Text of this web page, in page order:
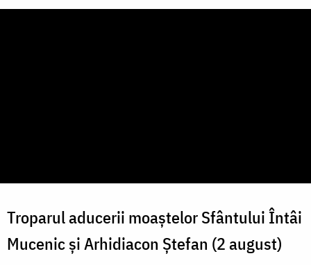
Troparul aducerii moaștelor Sfântului Întâi
Mucenic și Arhidiacon Ștefan (2 august)